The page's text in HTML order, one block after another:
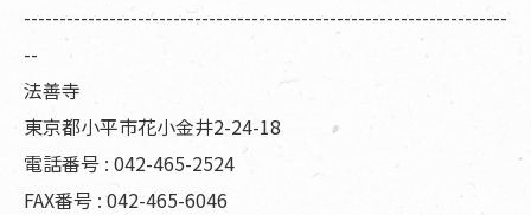
--------------------------------------------------------------------
--
法善寺
東京都小平市花小金井2-24-18
電話番号 : 042-465-2524
FAX番号 : 042-465-6046